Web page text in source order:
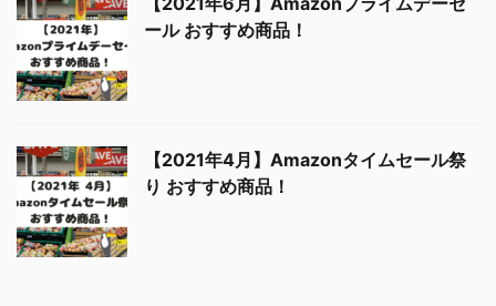
ール おすすめ商品！
【2021年4月】Amazonタイムセール祭
り おすすめ商品！